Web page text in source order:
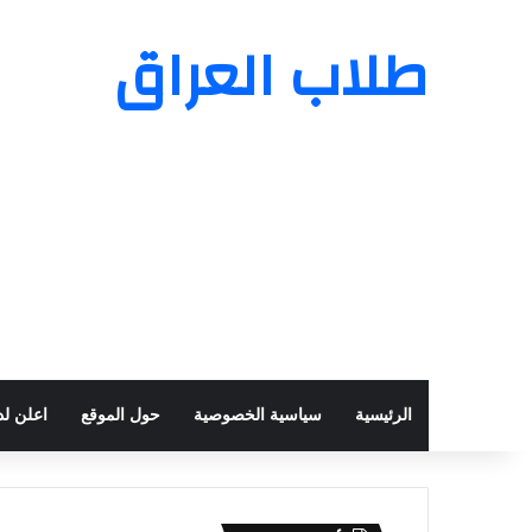
طلاب العراق
الرئيسية سياسية الخصوصية حول الموقع اعلن